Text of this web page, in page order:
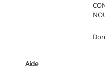
Aide